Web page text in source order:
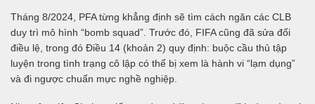
Tháng 8/2024, PFA từng khẳng định sẽ tìm cách ngăn các CLB
duy trì mô hình “bomb squad”. Trước đó, FIFA cũng đã sửa đổi
điều lệ, trong đó Điều 14 (khoản 2) quy định: buộc cầu thủ tập
luyện trong tình trạng cô lập có thể bị xem là hành vi “lạm dụng”
và đi ngược chuẩn mực nghề nghiệp.